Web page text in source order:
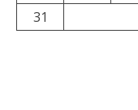
31